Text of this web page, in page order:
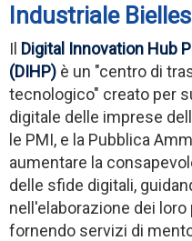
Industriale
Il Digital Innovation Hub
(DIHP) è un "centro di
tecnologico" creato per
digitale delle imprese
le PMI, e la Pubblica
aumentare la
delle sfide digitali,
nell'elaborazione dei
fornendo servizi di